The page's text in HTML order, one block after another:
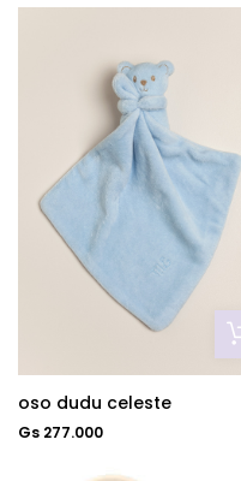
oso dudu celeste
Gs 277.000